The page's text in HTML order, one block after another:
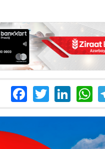
Facebook
Twitter